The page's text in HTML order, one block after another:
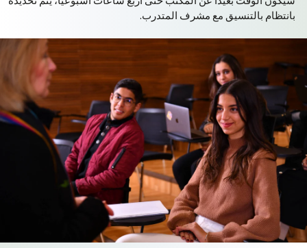
بانتظام بالتنسيق مع مشرف المتدرب.